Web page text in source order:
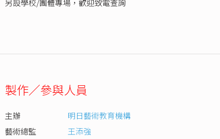
另設學校/團體專場，歡迎致電查詢
製作／參與人員
主辦
明日藝術教育機構
藝術總監
王添強